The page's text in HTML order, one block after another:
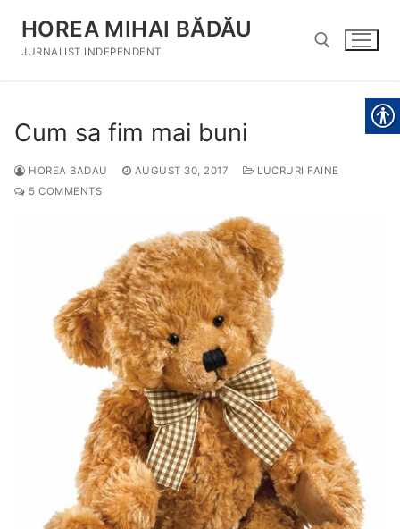
content
HOREA MIHAI BĂDĂU
JURNALIST INDEPENDENT
Cum sa fim mai buni
HOREA BADAU AUGUST 30, 2017
LUCRURI FAINE
5 COMMENTS